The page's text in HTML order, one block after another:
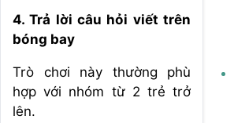
4. Trả lời câu hỏi viết trên
bóng bay
Trò chơi này thường phù
hợp với nhóm từ 2 trẻ trở
lên.